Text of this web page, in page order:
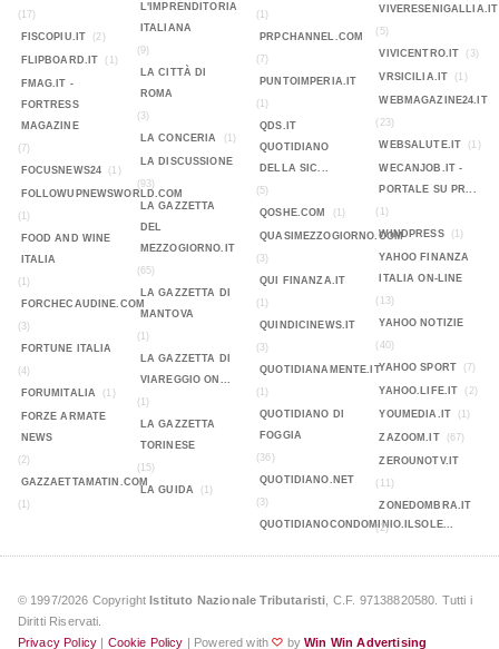
(17)
FISCOPIU.IT
(2)
FLIPBOARD.IT (1)
FMAG.IT -
FORTRESS
MAGAZINE
(7)
FOCUSNEWS24
(1)
FOLLOWUPNEWSWORLD.COM
(1)
FOOD AND WINE
ITALIA
(1)
FORCHECAUDINE.COM
(3)
FORTUNE ITALIA
(4)
FORUMITALIA
(1)
FORZE ARMATE
NEWS
(2)
GAZZAETTAMATIN.COM
(1)
L'IMPRENDITORIA
ITALIANA
(9)
LA CITTÀ DI
ROMA
(3)
LA CONCERIA
(1)
LA DISCUSSIONE
(93)
LA GAZZETTA
DEL
MEZZOGIORNO.IT
(65)
LA GAZZETTA DI
MANTOVA
(1)
LA GAZZETTA DI
VIAREGGIO ON...
(1)
LA GAZZETTA
TORINESE
(15)
LA GUIDA
(1)
(1)
PRPCHANNEL.COM
(7)
PUNTOIMPERIA.IT
(1)
QDS.IT
QUOTIDIANO
DELLA SIC...
(5)
QOSHE.COM
(1)
QUASIMEZZOGIORNO.COM
(3)
QUI FINANZA.IT
(1)
QUINDICINEWS.IT
(3)
QUOTIDIANAMENTE.IT
(1)
QUOTIDIANO DI
FOGGIA
(36)
QUOTIDIANO.NET
(3)
QUOTIDIANOCONDOMINIO.ILSOLE...
VIVERESENIGALLIA.IT
(5)
VIVICENTRO.IT
(3)
VRSICILIA.IT (1)
WEBMAGAZINE24.IT
(23)
WEBSALUTE.IT
(1)
WECANJOB.IT -
PORTALE SU PR...
(1)
WINDPRESS
(1)
YAHOO FINANZA
ITALIA ON-LINE
(13)
YAHOO NOTIZIE
(40)
YAHOO SPORT
(7)
YAHOO.LIFE.IT (2)
YOUMEDIA.IT (1)
ZAZOOM.IT (67)
ZEROUNOTV.IT
(11)
ZONEDOMBRA.IT
(2)
© 1997/2026 CopyrightIstituto Nazionale Tributaristi , C.F. 97138820580. Tutti i
Diritti Riservati.
Privacy Policy | Cookie Policy | Powered with♡ byWin Win Advertising